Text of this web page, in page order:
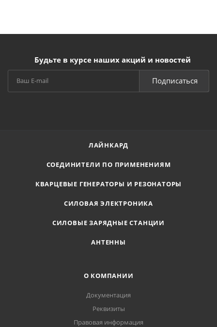
Будьте в курсе наших акций и новостей
Подписаться
ЛАЙНКАРД
СОЕДИНИТЕЛИ ПО ПРИМЕНЕНИЯМ
КВАРЦЕВЫЕ ГЕНЕРАТОРЫ И РЕЗОНАТОРЫ
СИЛОВАЯ ЭЛЕКТРОНИКА
СИЛОВЫЕ ЗАРЯДНЫЕ СТАНЦИИ
АНТЕННЫ
О КОМПАНИИ
Документация
Реквизиты
Правовая информация